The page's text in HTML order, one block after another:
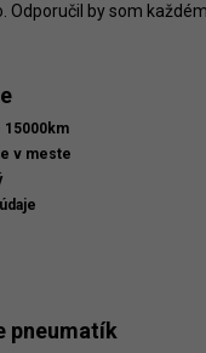
Odporučil by som
15000km
v meste
pneumatík